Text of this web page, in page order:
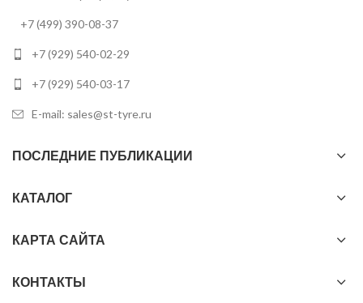
+7 (499) 390-08-37
+7 (929) 540-02-29
+7 (929) 540-03-17
E-mail: sales@st-tyre.ru
ПОСЛЕДНИЕ ПУБЛИКАЦИИ
КАТАЛОГ
КАРТА САЙТА
КОНТАКТЫ